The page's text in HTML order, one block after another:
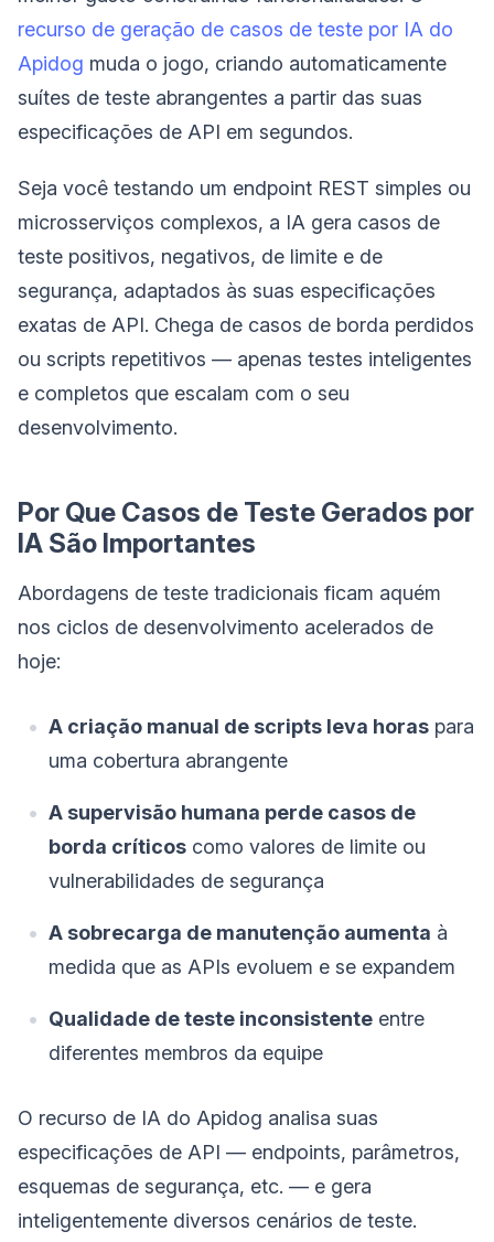
recurso de geração de casos de teste por IA do
Apidog muda o jogo, criando automaticamente
suítes de teste abrangentes a partir das suas
especificações de API em segundos.
Seja você testando um endpoint REST simples ou
microsserviços complexos, a IA gera casos de
teste positivos, negativos, de limite e de
segurança, adaptados às suas especificações
exatas de API. Chega de casos de borda perdidos
ou scripts repetitivos — apenas testes inteligentes
e completos que escalam com o seu
desenvolvimento.
Por Que Casos de Teste Gerados por
IA São Importantes
Abordagens de teste tradicionais ficam aquém
nos ciclos de desenvolvimento acelerados de
hoje:
A criação manual de scripts leva horas para
uma cobertura abrangente
A supervisão humana perde casos de
borda críticos como valores de limite ou
vulnerabilidades de segurança
A sobrecarga de manutenção aumenta à
medida que as APIs evoluem e se expandem
Qualidade de teste inconsistente entre
diferentes membros da equipe
O recurso de IA do Apidog analisa suas
especificações de API — endpoints, parâmetros,
esquemas de segurança, etc. — e gera
inteligentemente diversos cenários de teste.